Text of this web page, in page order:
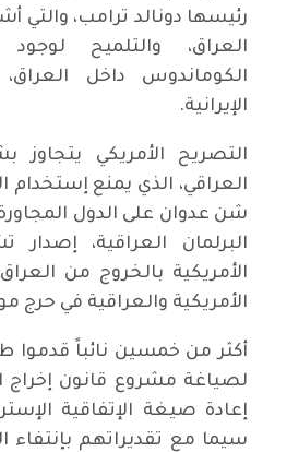
رئيسها دونالد ترامب، والتي
العراق، والتلميح
الكوماندوس داخل العراق،
الإيرانية.
التصريح الأمريكي يتجاوز
العراقي، الذي يمنع إستخدام
شن عدوان على الدول
البرلمان العراقية، إصدار
الأمريكية بالخروج من
الأمريكية والعراقية في حرج
أكثر من خمسين نائباً قدموا
لصياغة مشروع قانون إخراج
إعادة صيغة الإتفاقية
سيما مع تقديراتهم بإنتفاء